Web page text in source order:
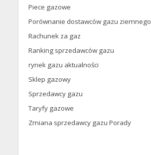
Piece gazowe
Porównanie dostawców gazu ziemnego
Rachunek za gaz
Ranking sprzedawców gazu
rynek gazu aktualności
Sklep gazowy
Sprzedawcy gazu
Taryfy gazowe
Zmiana sprzedawcy gazu Porady